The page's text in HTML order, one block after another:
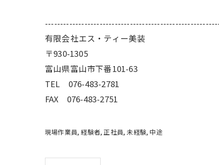
有限会社エス・ティー美装
〒930-1305
富山県富山市下番101-63
TEL 076-483-2781
FAX 076-483-2751
現場作業員 経験者 正社員 未経験 中途